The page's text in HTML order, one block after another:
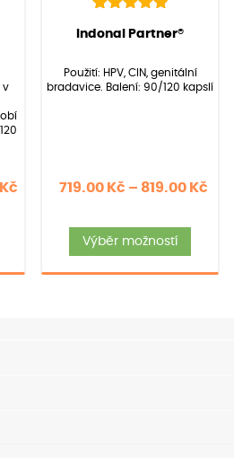
v
KčRozpětí
379.00 Kč
789.00 Kč
má
5.00
základě
hodnocení
zákazníků
(Hodnocení:40)
Indonal Partner®
Použití: HPV, CIN, genitální
bradavice. Balení: 90/120 kapslí
719.00 Kč – 819.00 Kč
Výběr možností
má